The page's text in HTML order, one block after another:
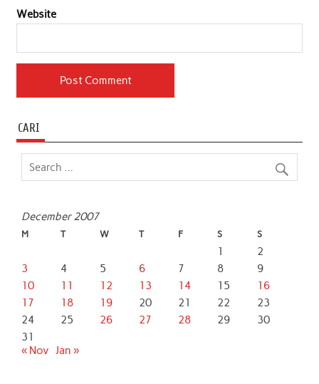
Website
CARI
December 2007
M T W T F S S
1
2
3
4 5 6 7 8
9
10
11 12 13 14 15
16
17
18 19 20 21 22
23
24
25 26 27 28 29
30
31
« Nov Jan »